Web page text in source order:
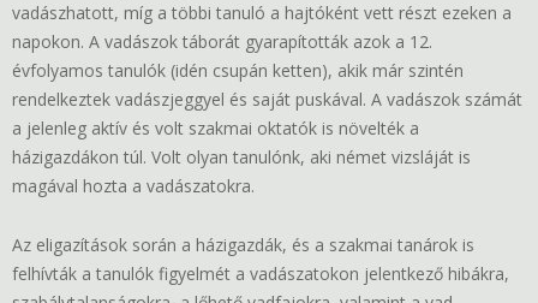
vadászhatott, míg a többi tanuló a hajtóként vett részt ezeken a
napokon. A vadászok táborát gyarapították azok a 12.
évfolyamos tanulók (idén csupán ketten), akik már szintén
rendelkeztek vadászjeggyel és saját puskával. A vadászok számát
a jelenleg aktív és volt szakmai oktatók is növelték a
házigazdákon túl. Volt olyan tanulónk, aki német vizsláját is
magával hozta a vadászatokra.
Az eligazítások során a házigazdák, és a szakmai tanárok is
felhívták a tanulók figyelmét a vadászatokon jelentkező hibákra,